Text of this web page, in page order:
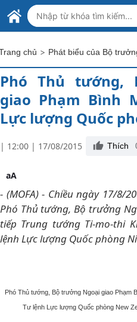
Skip to Main Content
BỘ NGOẠI GIAO VIỆT
MINISTRY OF FOREIGN
chủ > Phát biểu của Bộ
Phó Thủ tướng,
giao Phạm Bình
Lực lượng Quốc
| 12:00 | 17/08/2015 Thích
aA
- (MOFA) - Chiều ngày 17/8/
Phó Thủ tướng, Bộ trưởng
tiếp Trung tướng Ti-mo-thi
lệnh Lực lượng Quốc phòng
Phó Thủ tướng, Bộ trưởng Ngoại giao Phạm
Tư lệnh Lực lượng Quốc phòng New